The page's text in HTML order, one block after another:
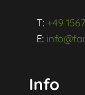
T: +49
E:
Info